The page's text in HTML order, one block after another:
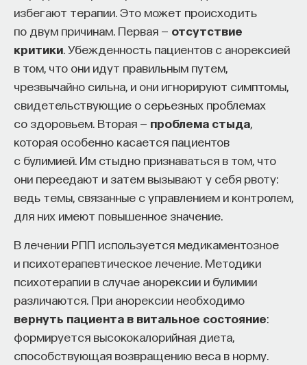
избегают терапии. Это может происходить
по двум причинам. Первая — отсутствие
критики . Убежденность пациентов с анорексией
в том, что они идут правильным путем,
чрезвычайно сильна, и они игнорируют симптомы,
свидетельствующие о серьезных проблемах
со здоровьем. Вторая — проблема стыда
которая особенно касается пациентов
с булимией. Им стыдно признаваться в том, что
они переедают и затем вызывают у себя рвоту:
ведь темы, связанные с управлением и контролем,
для них имеют повышенное значение.
В лечении РПП используется медикаментозное
и психотерапевтическое лечение. Методики
психотерапии в случае анорексии и булимии
различаются. При анорексии необходимо
вернуть пациента в витальное состояние:
формируется высококалорийная диета,
способствующая возвращению веса в норму.